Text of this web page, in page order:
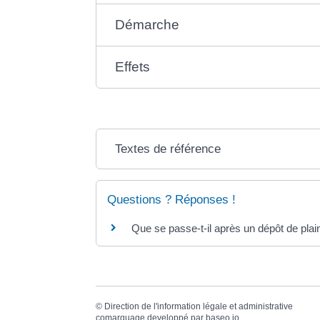
Démarche
Effets
Textes de référence
Questions ? Réponses !
Que se passe-t-il après un dépôt de
© Direction de l'information légale et administrative